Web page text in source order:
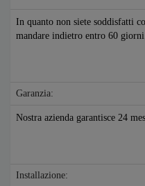
In quanto non siete soddisfatti
mandare indietro entro 60 giorni.
Garanzia:
Nostra azienda garantisce 24
Installazione: